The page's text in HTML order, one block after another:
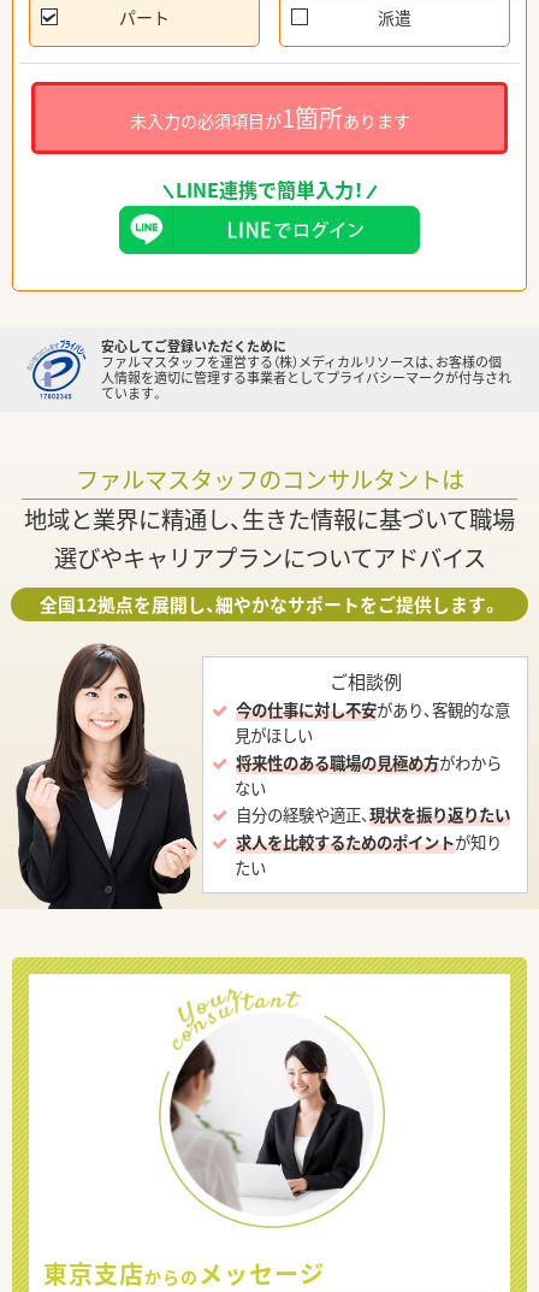
パート 派遣
未入力の必須項目が1箇所あります
LINE連携で簡単入力！
安心してご登録いただくために
ファルマスタッフを運営する（株）メディカルリソースは、お客様の個
人情報を適切に管理する事業者としてプライバシーマークが付与され
ています。
ファルマスタッフのコンサルタントは
地域と業界に精通し、生きた情報に基づいて職場
選びやキャリアプランについてアドバイス
全国12拠点を展開し、細やかなサポートをご提供します。
ご相談例
今の仕事に対し不安があり、客観的な意
見がほしい
将来性のある職場の見極め方がわから
ない
自分の経験や適正、現状を振り返りたい
求人を比較するためのポイントが知り
たい
東京支店からの メッセージ